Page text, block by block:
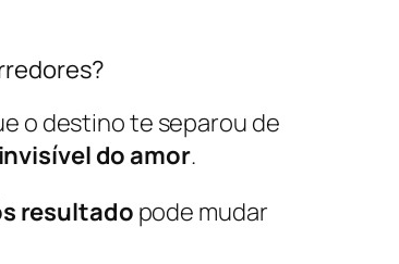
o destino te separou de
do amor.
resultado pode mudar